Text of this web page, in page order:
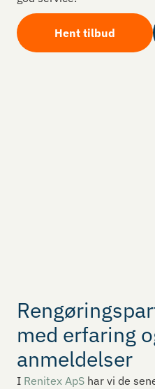
Hent tilbud
med erfaring
anmeldelser
I Renitex ApS har vi de